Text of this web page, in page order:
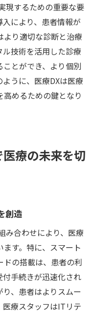
現するための重要な要
により、患者情報が
より適切な診断と治療
技術を活用した診療
とができ、より個別
うに、医療DXは医療
めるための鍵となり
療の未来を切
創造
み合わせにより、医療
す。特に、スマート
ドの搭載は、患者の利
手続きが迅速化され
、患者はよりスムー
医療スタッフはITリテ